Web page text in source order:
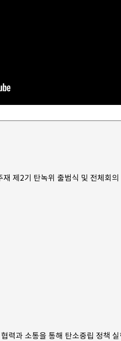
제2기 탄녹위 출범식 및 전체회의
력과 소통을 통해 탄소중립 정책